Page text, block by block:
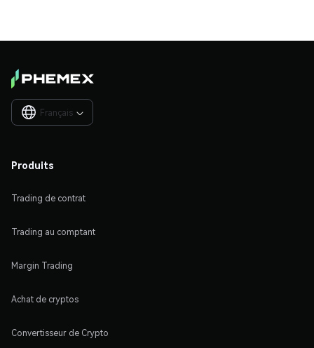
Français 
Produits
Trading de contrat
Trading au comptant
Margin Trading
Achat de cryptos
Convertisseur de Crypto